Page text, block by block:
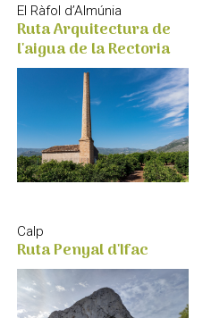
El Ràfol d’Almúnia
Ruta Arquitectura de
l'aigua de la Rectoria
Calp
Ruta Penyal d'Ifac